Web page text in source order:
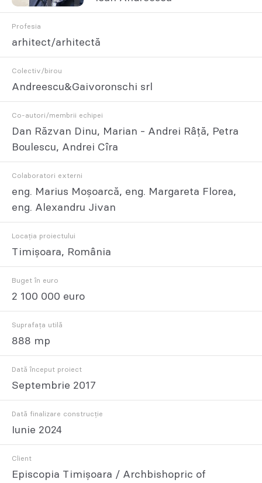
Profesia
arhitect/arhitectă
Colectiv/birou
Andreescu&Gaivoronschi srl
Co-autori/membrii echipei
Dan Răzvan Dinu, Marian - Andrei Râță, Petra
Boulescu, Andrei Cîra
Colaboratori externi
eng. Marius Moșoarcă, eng. Margareta Florea,
eng. Alexandru Jivan
Locația proiectului
Timișoara, România
Buget în euro
2 100 000 euro
Suprafața utilă
888 mp
Dată început proiect
Septembrie 2017
Dată finalizare construcție
Iunie 2024
Client
Episcopia Timișoara / Archbishopric of